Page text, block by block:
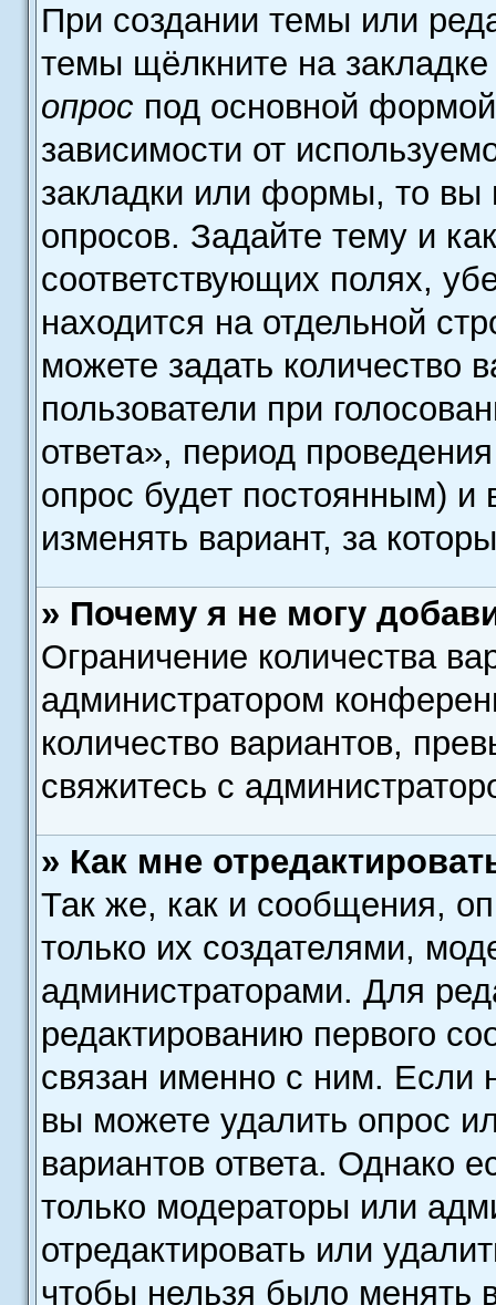
При создании темы или
темы щёлкните на
опрос под основной
зависимости от
закладки или формы, то вы
опросов. Задайте тему и
соответствующих полях,
находится на отдельной
можете задать количество
пользователи при
ответа», период
опрос будет постоянным) и
изменять вариант, за
» Почему я не могу
Ограничение количества
администратором
количество вариантов,
свяжитесь с
» Как мне
Так же, как и сообщения,
только их создателями,
администраторами. Для
редактированию первого
связан именно с ним. Если
вы можете удалить опрос
вариантов ответа. Однако
только модераторы или
отредактировать или
чтобы нельзя было менять